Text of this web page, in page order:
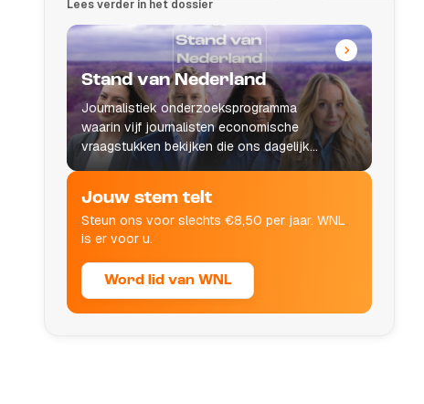
Lees verder in het dossier
Stand van Nederland
Journalistiek onderzoeksprogramma
waarin vijf journalisten economische
vraagstukken bekijken die ons dagelijks
leven raken.
Jouw stem telt
Steun ons voor slechts €8,50 per jaar. WNL
is er voor u.
Word lid van WNL